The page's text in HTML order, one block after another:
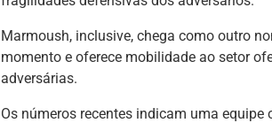
Marmoush, inclusive, chega como outro
momento e oferece mobilidade ao setor
adversárias.
Os números recentes indicam uma